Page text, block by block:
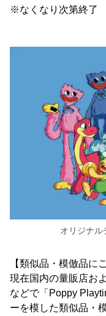
※なくなり次第終了
オリジナ
【類似品・模倣品に
現在国内の量販店お
などで「Poppy
ーを模した類似品・